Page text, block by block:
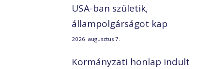
USA-ban születik,
állampolgárságot kap
2026. augusztus 7.
Kormányzati honlap indult